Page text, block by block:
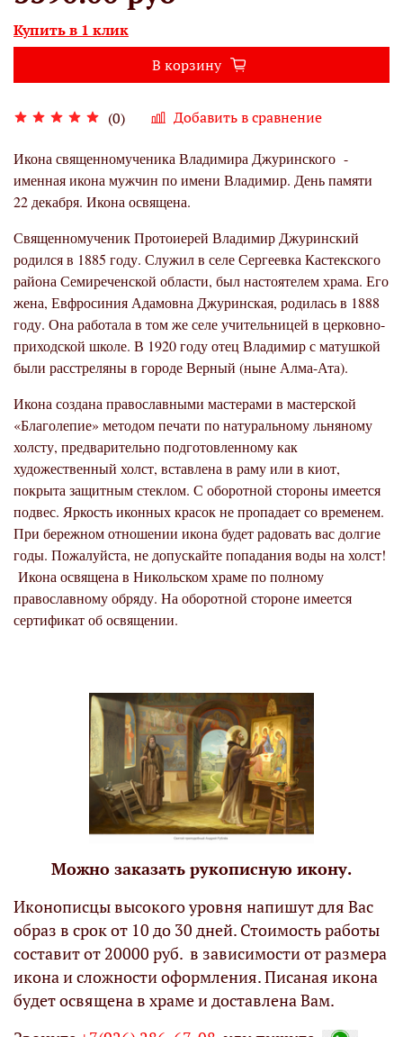
(0) Добавить в сравнение
Купить в 1 клик
В корзину
Икона священномученика Владимира Джуринского -
именная икона мужчин по имени Владимир. День памяти
22 декабря. Икона освящена.
СвященномученикПротоиерей Владимир Джуринский
родился в 1885 году. Служил в селе Сергеевка Кастекского
района Семиреченской области, был настоятелем храма. Его
жена, Евфросиния Адамовна Джуринская, родилась в 1888
году. Она работала в том же селе учительницей в церковно-
приходской школе. В 1920 году отец Владимир с матушкой
были расстреляны в городе Верный (ныне Алма-Ата).
Икона создана православными мастерами в мастерской
«Благолепие» методом печати по натуральному льняному
холсту, предварительно подготовленному как
художественный холст, вставлена в раму или в киот,
покрыта защитным стеклом. С оборотной стороны имеется
подвес. Яркость иконных красок не пропадает со временем.
При бережном отношении икона будет радовать вас долгие
годы. Пожалуйста, не допускайте попадания воды на холст!
Икона освящена в Никольском храме по полному
православному обряду. На оборотной стороне имеется
сертификат об освящении.
Можно заказать рукописную икону.
Иконописцы высокого уровня напишут для Вас
образ в срок от 10 до 30 дней. Стоимость работы
составит от 20000 руб. в зависимости от размера
икона и сложности оформления. Писаная икона
будет освящена в храме и доставлена Вам.